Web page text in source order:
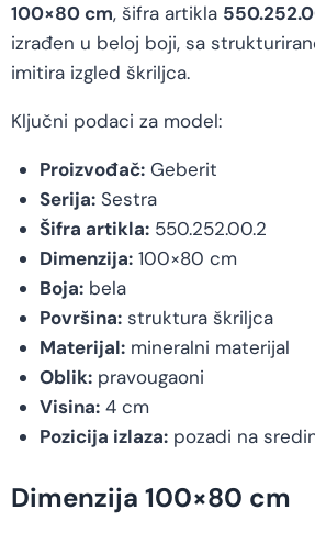
100×80 cm, šifra artikla
izrađen u beloj boji, sa
imitira izgled škriljca.
Ključni podaci za model:
Proizvođač:Geberit
Serija:Sestra
Šifra artikla:550.252.00.2
Dimenzija:100×80 cm
Boja:bela
Površina:struktura škriljca
Materijal:mineralni materijal
Oblik:pravougaoni
Visina:4 cm
Pozicija izlaza:pozadi na
Dimenzija 100×80 cm